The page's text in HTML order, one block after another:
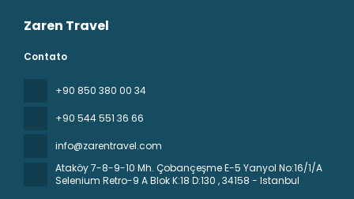
Zaren Travel
Contato
+90 850 380 00 34
+90 544 551 36 66
info@zarentravel.com
Ataköy 7-8-9-10 Mh. Çobançeşme E-5 Yanyol No:16/1/A
Selenium Retro-9 A Blok K:18 D:130 , 34158 - Istanbul